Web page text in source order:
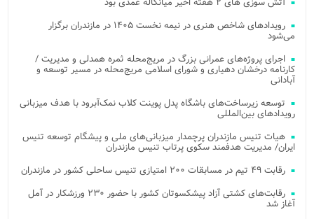
رویدادهای شاخص هنری در نیمه نخست ۱۴۰۵ در مازندران برگزار
می‌شود
اجرای پروژه‌های عمرانی بزرگ در مریج‌محله ثمره همدلی و مدیریت /
کارنامه درخشان دهیاری و شورای اسلامی مریج‌محله در مسیر توسعه و
آبادانی
توسعه زیرساخت‌های باشگاه پدل پوینت کلاب نمک‌آبرود با هدف میزبانی
رویدادهای بین‌المللی
هیات تنیس مازندران پرچمدار میزبانی‌های ملی و پیشگام توسعه تنیس
ایران/ مدیریت هدفمند سکوی پرتاب تنیس مازندران
رقابت ۴۹ تیم در مسابقات ۲۰۰ امتیازی تنیس ساحلی کشور در مازندران
رقابت‌های کشتی آزاد پیشکسوتان کشور با حضور ۲۳۰ ورزشکار در آمل
آغاز شد